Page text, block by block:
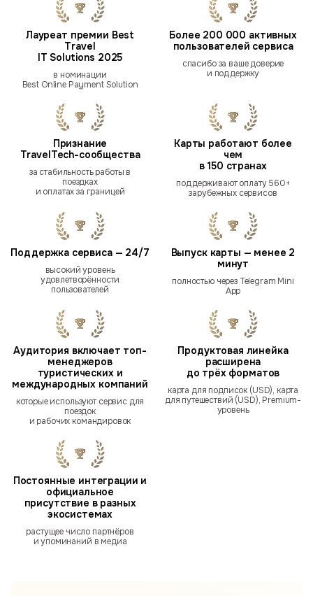
Лауреат премии Best
Travel
IT Solutions 2025
в номинации
Best Online Payment Solution
Более 200 000 активных
пользователей сервиса
спасибо за ваше доверие
и поддержку
Признание
TravelTech-сообщества
за стабильность работы в
поездках
и оплатах за границей
Карты работают более
чем
в 150 странах
поддерживают оплату 560+
зарубежных сервисов
Поддержка сервиса — 24/7
высокий уровень
удовлетворённости
пользователей
Выпуск карты — менее 2
минут
полностью через Telegram Mini
App
Аудитория включает топ-
менеджеров
туристических и
международных компаний
которые используют сервис для
поездок
и рабочих командировок
Продуктовая линейка
расширена
до трёх форматов
карта для подписок (USD), карта
для путешествий (USD), Premium-
уровень
Постоянные интеграции и
официальное
присутствие в разных
экосистемах
растущее число партнёров
и упоминаний в медиа